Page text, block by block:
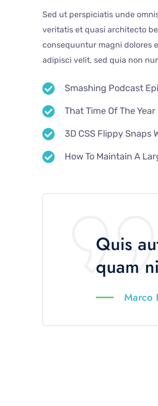
Sed ut perspiciatis unde
veritatis et quasi architecto
consequuntur magni dolores
adipisci velit, sed quia non
Smashing Podcast
That Time Of The
3D CSS Flippy Snaps
How To Maintain A
Quis
quam
Marco